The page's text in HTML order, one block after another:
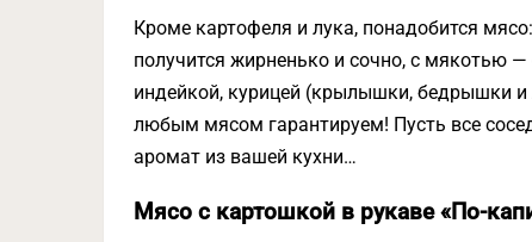
Кроме картофеля и лука, понадобится
получится жирненько и сочно, с мякотью
индейкой, курицей (крылышки, бедрышки
любым мясом гарантируем! Пусть все
аромат из вашей кухни…
Мясо с картошкой в рукаве «По-